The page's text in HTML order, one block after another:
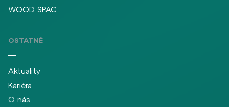
WOOD SPAC
OSTATNÉ
Aktuality
Kariéra
O nás